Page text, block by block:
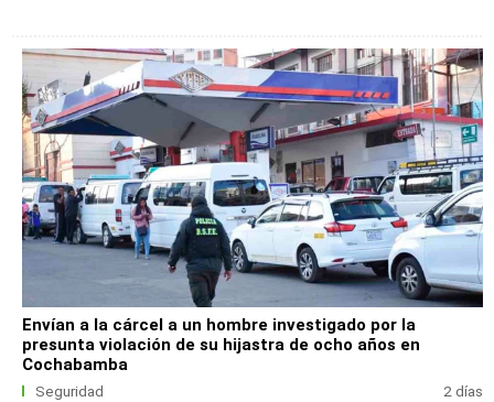
Envían a la cárcel a un hombre investigado por la
presunta violación de su hijastra de ocho años en
Cochabamba
Seguridad 2 días